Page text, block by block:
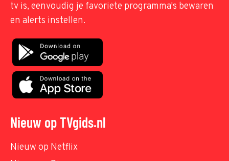
tv is, eenvoudig je favoriete programma's bewaren
en alerts instellen.
Nieuw op TVgids.nl
Nieuw op Netflix